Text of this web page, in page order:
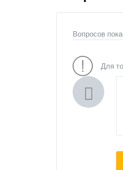
Вопросов
Для